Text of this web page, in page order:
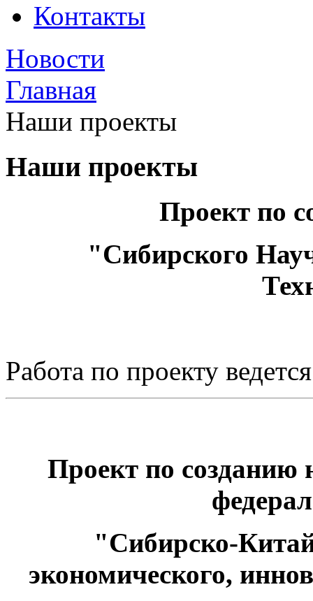
Контакты
Новости
Главная
Наши проекты
Наши проекты
Проект по
"Сибирского
Работа по проекту
Проект по созданию
"Сибирско-
экономического,